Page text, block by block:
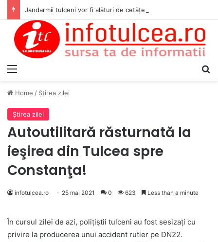
Home / Ştirea zilei
Ştirea zilei
Autoutilitară răsturnată la
ieşirea din Tulcea spre
Constanţa!
infotulcea.ro 25 mai 2021 0 623 Less than a minute
În cursul zilei de azi, polițiștii tulceni au fost sesizați cu
privire la producerea unui accident rutier pe DN22.